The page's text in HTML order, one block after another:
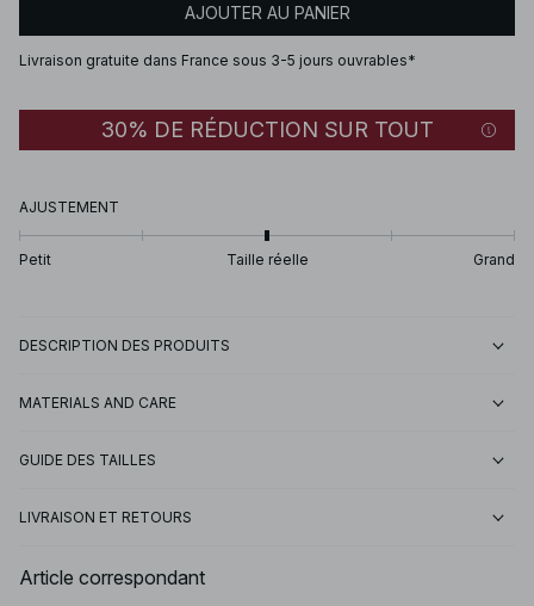
AJOUTER AU PANIER
Livraison gratuite dans France sous 3-5 jours ouvrables*
30% DE RÉDUCTION SUR TOUT
AJUSTEMENT
Petit Taille réelle Grand
DESCRIPTION DES PRODUITS
MATERIALS AND CARE
GUIDE DES TAILLES
LIVRAISON ET RETOURS
Article correspondant